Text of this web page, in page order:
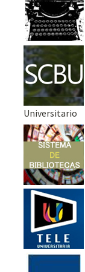
Universitario